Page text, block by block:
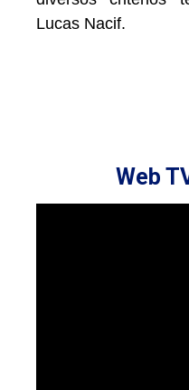
Lucas Nacif.
Web